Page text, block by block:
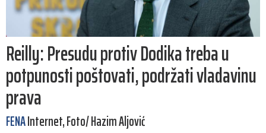
Reilly: Presudu protiv Dodika treba u
potpunosti poštovati, podržati vladavinu
prava
FENAInternet, Foto/ Hazim Aljović